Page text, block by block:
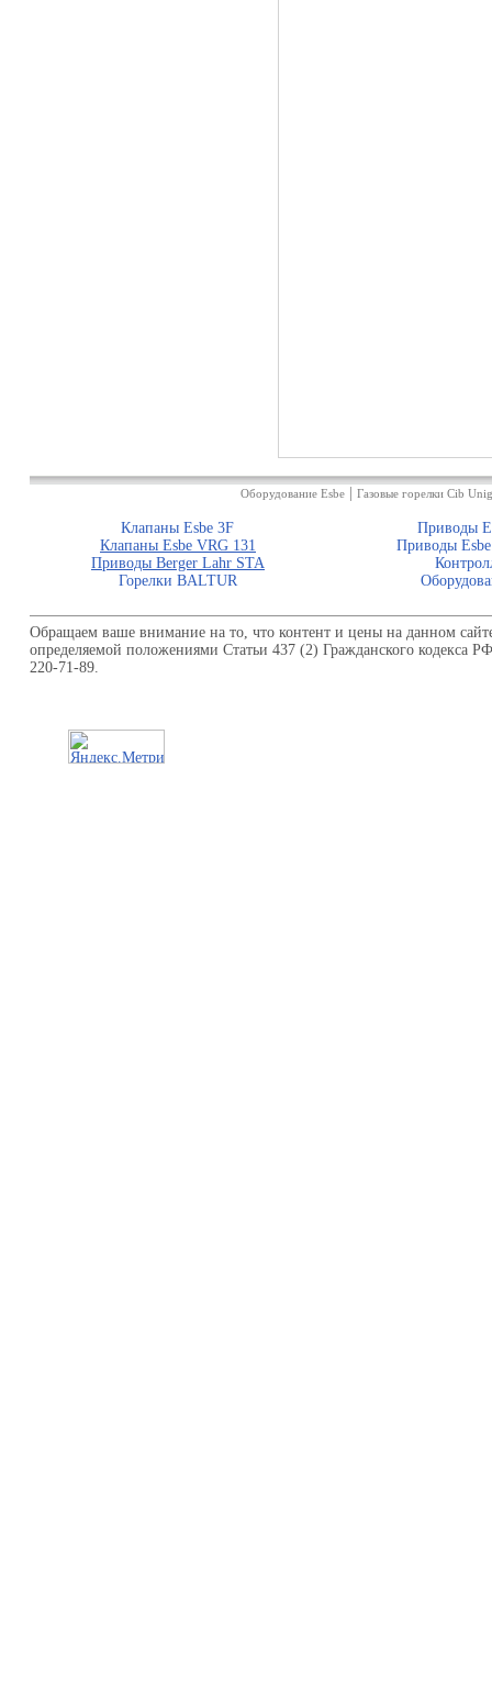
Оборудование Esbe Газовые горелки Cib
Клапаны Esbe 3F
Приводы
Клапаны Esbe VRG 131
Приводы
Приводы Berger Lahr STA
Горелки BALTUR
Обращаем ваше внимание на то, что контент и цены на данном
определяемой положениями Статьи 437 (2) Гражданского кодекса
220-71-89.